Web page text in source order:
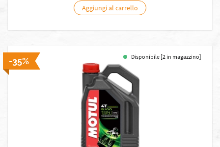
Aggiungi al carrello
-35% Disponibile [2 in magazzino]